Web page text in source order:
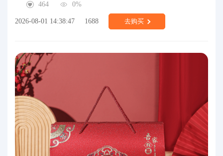
464
0%
2026-08-01 14:38:47 1688 去购买